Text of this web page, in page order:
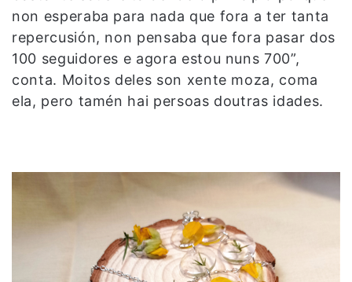
non esperaba para nada que fora a ter tanta
repercusión, non pensaba que fora pasar dos
100 seguidores e agora estou nuns 700”,
conta. Moitos deles son xente moza, coma
ela, pero tamén hai persoas doutras idades.